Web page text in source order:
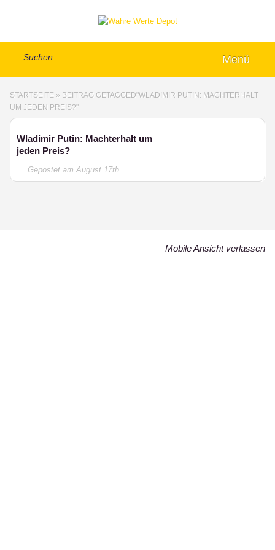
Menü
STARTSEITE » BEITRAG GETAGGED"WLADIMIR PUTIN: MACHTERHALT
UM JEDEN PREIS?"
Wladimir Putin: Machterhalt um
jeden Preis?
Gepostet amAugust 17th
Mobile Ansicht verlassen